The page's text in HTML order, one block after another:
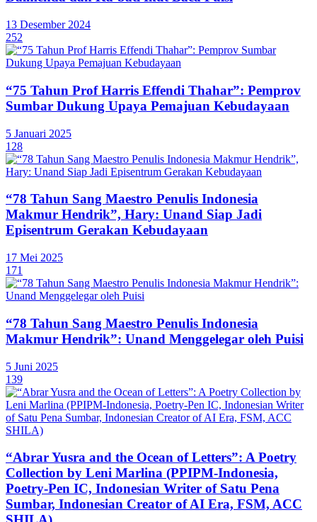
13 Desember 2024
252
“75 Tahun Prof Harris Effendi Thahar”: Pemprov
Sumbar Dukung Upaya Pemajuan Kebudayaan
5 Januari 2025
128
“78 Tahun Sang Maestro Penulis Indonesia
Makmur Hendrik”, Hary: Unand Siap Jadi
Episentrum Gerakan Kebudayaan
17 Mei 2025
171
“78 Tahun Sang Maestro Penulis Indonesia
Makmur Hendrik”: Unand Menggelegar oleh Puisi
5 Juni 2025
139
“Abrar Yusra and the Ocean of Letters”: A Poetry
Collection by Leni Marlina (PPIPM-Indonesia,
Poetry-Pen IC, Indonesian Writer of Satu Pena
Sumbar, Indonesian Creator of AI Era, FSM, ACC